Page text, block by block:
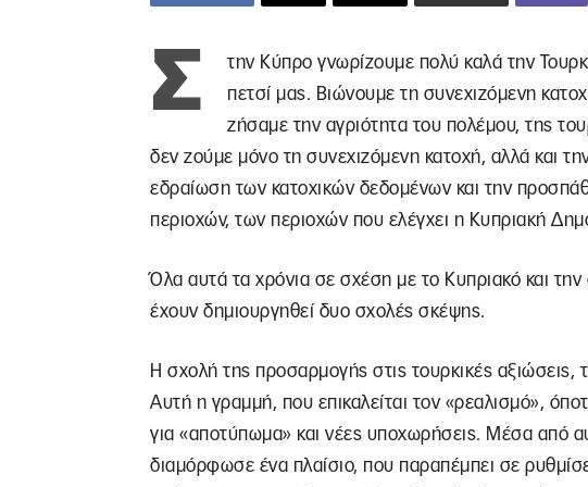
Σ
την Κύπρο γνωρίζουμε πολύ καλά την
πετσί μας. Βιώνουμε τη συνεχιζόμενη
ζήσαμε την αγριότητα του πολέμου, της
δεν ζούμε μόνο τη συνεχιζόμενη κατοχή, αλλά και
εδραίωση των κατοχικών δεδομένων και την
περιοχών, των περιοχών που ελέγχει η Κυπριακή
Όλα αυτά τα χρόνια σε σχέση με το Κυπριακό και την
έχουν δημιουργηθεί δυο σχολές σκέψης.
Η σχολή της προσαρμογής στις τουρκικές
Αυτή η γραμμή, που επικαλείται τον «ρεαλισμό»,
για «αποτύπωμα» και νέες υποχωρήσεις. Μέσα από
διαμόρφωσε ένα πλαίσιο, που παραπέμπει σε